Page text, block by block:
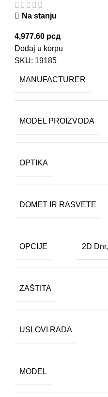
Na stanju
4,977.60 рсд
Dodaj u korpu
SKU: 19185
MANUFACTURER
MODEL PROIZVODA
OPTIKA
DOMET IR RASVETE
OPCIJE 2D Dnr,
ZAŠTITA
USLOVI RADA
MODEL